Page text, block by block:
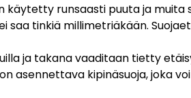
käytetty runsaasti puuta ja
tinkiä millimetriäkään.
ja takana vaaditaan tietty
kipinäsuoja, joka